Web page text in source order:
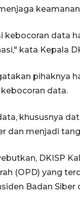
kebocoran data
kata Kepala
pihaknya
data.
khususnya
dan menjadi
DKISP
(OPD) yang
Badan Siber